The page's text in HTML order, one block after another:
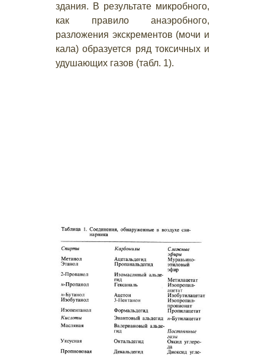
здания. В результате микробного,
как правило анаэробного,
разложения экскрементов (мочи и
кала) образуется ряд токсичных и
удушающих газов (табл. 1).